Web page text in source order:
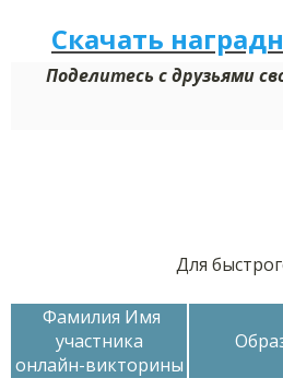
Скачать
Поделитесь с друзьями
Для
Фамилия Имя
участника
онлайн-викторины